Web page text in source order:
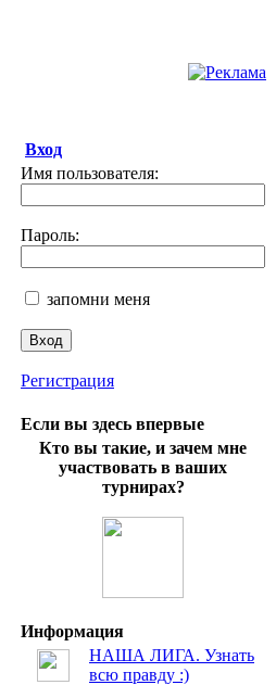
Вход
Имя пользователя:
Пароль:
запомни меня
Регистрация
Если вы здесь впервые
Кто вы такие, и зачем мне
участвовать в ваших
турнирах?
Информация
НАША ЛИГА. Узнать
всю правду :)